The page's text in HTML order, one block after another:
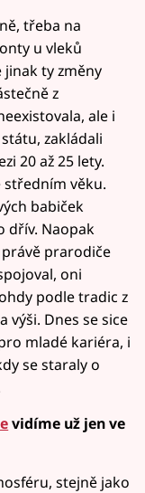
třeba na
u vleků
jinak ty změny
z
ale i
zakládali
20 až 25 lety.
středním věku.
babiček
dřív. Naopak
právě prarodiče
oni
podle tradic z
výši. Dnes se sice
mladé kariéra, i
se staraly o
vidíme už jen ve
stejně jako